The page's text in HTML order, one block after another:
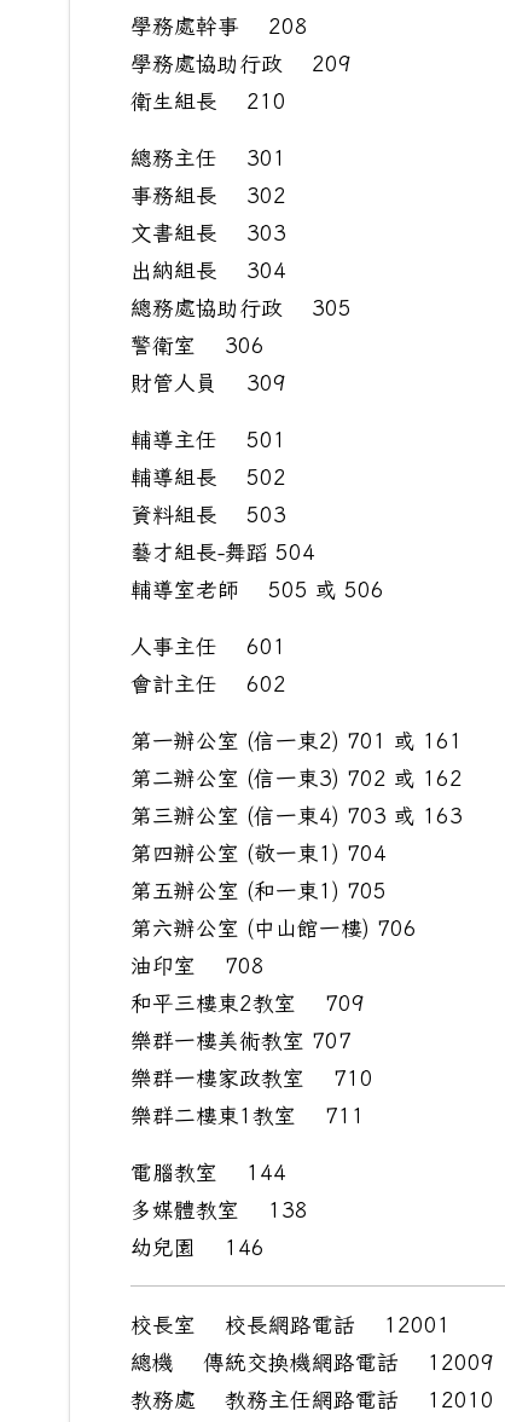
學務處幹事 208
學務處協助行政 209
衛生組長 210
總務主任 301
事務組長 302
文書組長 303
出納組長 304
總務處協助行政 305
警衛室 306
財管人員 309
輔導主任 501
輔導組長 502
資料組長 503
藝才組長-舞蹈 504
輔導室老師 505 或 506
人事主任 601
會計主任 602
第一辦公室 (信一東2) 701 或 161
第二辦公室 (信一東3) 702 或 162
第三辦公室 (信一東4) 703 或 163
第四辦公室 (敬一東1) 704
第五辦公室 (和一東1) 705
第六辦公室 (中山館一樓) 706
油印室 708
和平三樓東2教室 709
樂群一樓美術教室 707
樂群一樓家政教室 710
樂群二樓東1教室 711
電腦教室 144
多媒體教室 138
幼兒園 146
校長室 校長網路電話 12001
總機 傳統交換機網路電話 12009
教務處 教務主任網路電話 12010